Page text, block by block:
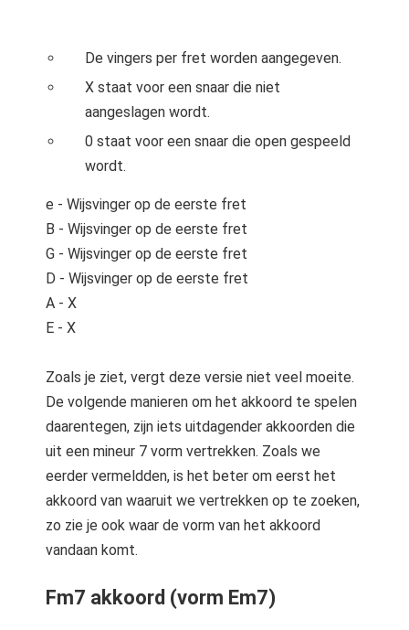
De vingers per fret worden aangegeven.
X staat voor een snaar die niet
aangeslagen wordt.
0 staat voor een snaar die open gespeeld
wordt.
e - Wijsvinger op de eerste fret
B - Wijsvinger op de eerste fret
G - Wijsvinger op de eerste fret
D - Wijsvinger op de eerste fret
A - X
E - X
Zoals je ziet, vergt deze versie niet veel moeite.
De volgende manieren om het akkoord te spelen
daarentegen, zijn iets uitdagender akkoorden die
uit een mineur 7 vorm vertrekken. Zoals we
eerder vermeldden, is het beter om eerst het
akkoord van waaruit we vertrekken op te zoeken,
zo zie je ook waar de vorm van het akkoord
vandaan komt.
Fm7 akkoord (vorm Em7)